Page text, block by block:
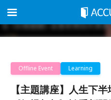
Offline Event Learning
【主題講座】人生下